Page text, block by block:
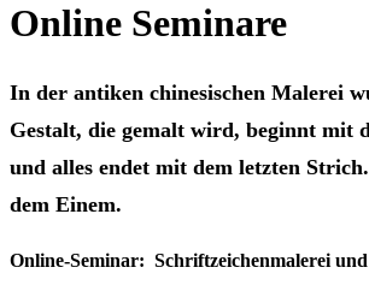
Online Seminare
In der antiken chinesischen Malerei
Gestalt, die gemalt wird, beginnt mit
und alles endet mit dem letzten
dem Einem.
Online-Seminar: Schriftzeichenmalerei